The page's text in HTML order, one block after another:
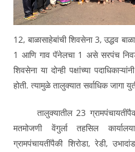
12, बाळासाहेबांची शिवसेना 3, उद्धव
1 आणि गाव पॅनेलचा 1 असे सरपंच
शिवसेना या दोन्ही पक्षांच्या
होती. त्यामुळे तालुक्यात सर्वाधिक जागा
तालुक्यातील 23
मतमोजणी वेंगुर्ला तहसिल
ग्रामपंचायतींपैकी शिरोडा, रेडी,